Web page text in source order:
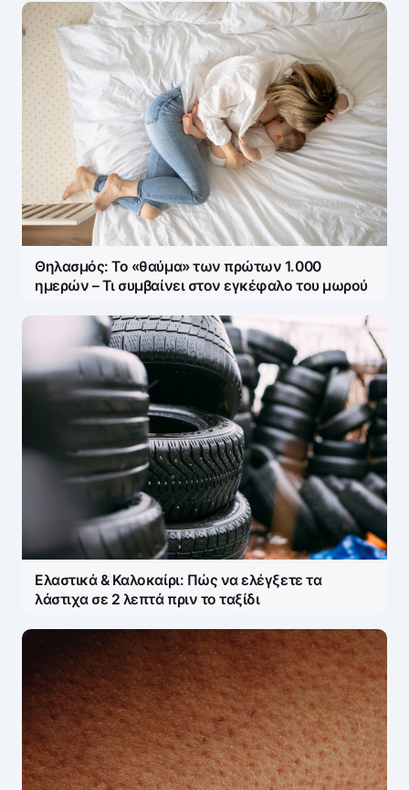
Name
E-mail*
Save my name and e-mail in this browser for the
next time I comment.
Θηλασμός: Το «θαύμα» των πρώτων 1.000
ημερών – Τι συμβαίνει στον εγκέφαλο του μωρού
Ελαστικά & Καλοκαίρι: Πώς να ελέγξετε τα
λάστιχα σε 2 λεπτά πριν το ταξίδι